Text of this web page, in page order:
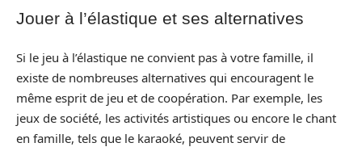
Jouer à l’élastique et ses alternatives
Si le jeu à l’élastique ne convient pas à votre famille, il
existe de nombreuses alternatives qui encouragent le
même esprit de jeu et de coopération. Par exemple, les
jeux de société, les activités artistiques ou encore le chant
en famille, tels que le karaoké, peuvent servir de